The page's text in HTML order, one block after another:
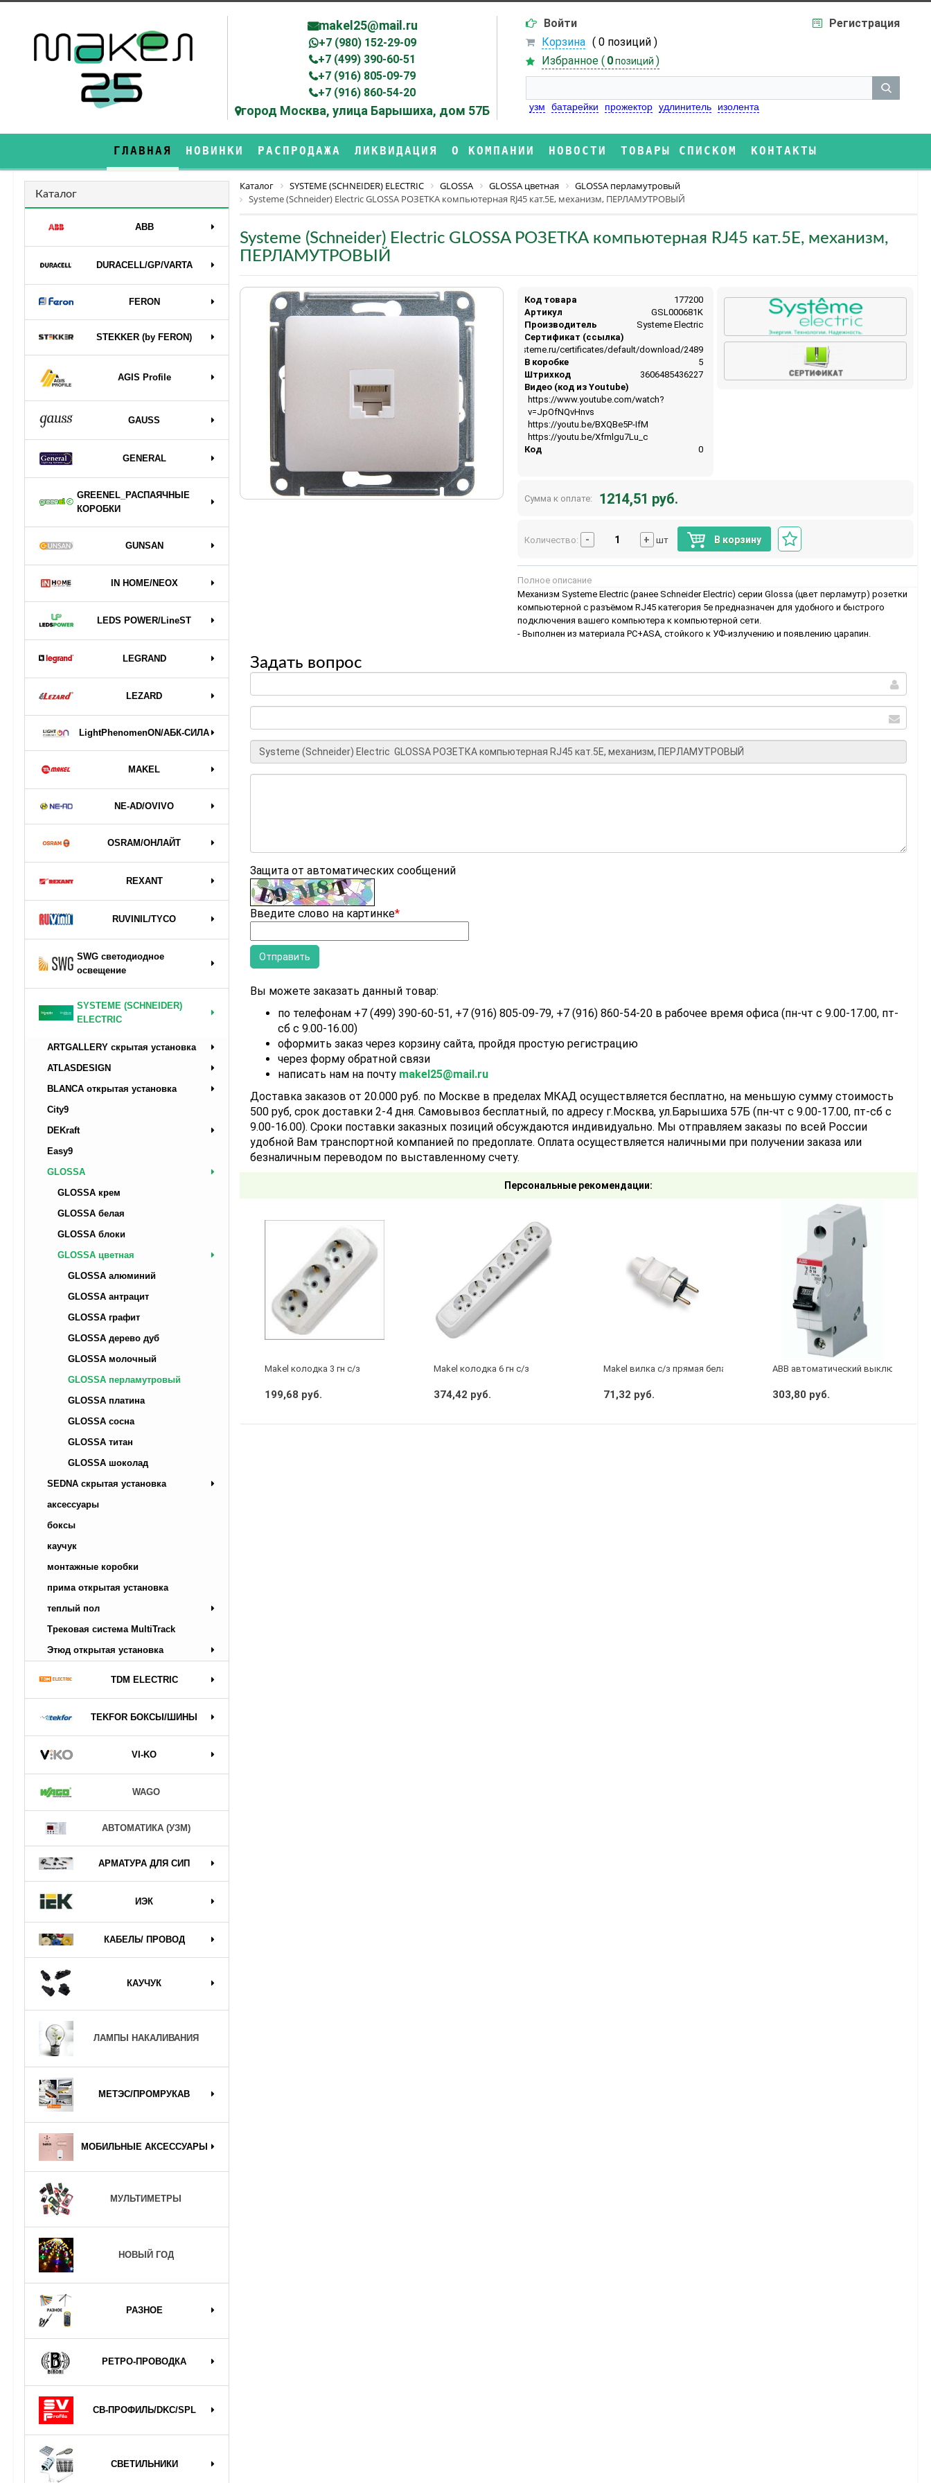
makel25@mail.ru
+7 (980) 152-29-09
+7 (499) 390-60-51
+7 (916) 805-09-79
+7 (916) 860-54-20
город Москва, улица Барышиха, дом 57Б
Войти
Регистрация
Корзина ( 0 позиций )
Избранное ( 0 позиций )
узм батарейки прожектор удлинитель изолента
ГЛАВНАЯ НОВИНКИ РАСПРОДАЖА ЛИКВИДАЦИЯ О КОМПАНИИ НОВОСТИ ТОВАРЫ СПИСКОМ КОНТАКТЫ
Каталог
ABB
DURAСELL/GP/VARTA
FERON
STEKKER (by FERON)
AGIS Profile
GAUSS
GENERAL
GREENEL_РАСПАЯЧНЫЕ
КОРОБКИ
GUNSAN
IN HOME/NEOX
LEDS POWER/LineST
LEGRAND
LEZARD
LightPhenomenON/АБК-СИЛА
MAKEL
NE-AD/OVIVO
OSRAM/ОНЛАЙТ
REXANT
RUVINIL/TYCO
SWG светодиодное
освещение
SYSTEME (SCHNEIDER)
ELECTRIC
ARTGALLERY скрытая установка
ATLASDESIGN
BLANCA открытая установка
City9
DEKraft
Easy9
GLOSSA
GLOSSA крем
GLOSSA белая
GLOSSA блоки
GLOSSA цветная
GLOSSA алюминий
GLOSSA антрацит
GLOSSA графит
GLOSSA дерево дуб
GLOSSA молочный
GLOSSA перламутровый
GLOSSA платина
GLOSSA сосна
GLOSSA титан
GLOSSA шоколад
SEDNA скрытая установка
аксессуары
боксы
каучук
монтажные коробки
прима открытая установка
теплый пол
Трековая система MultiTrack
Этюд открытая установка
TDM ELECTRIC
TEKFOR БОКСЫ/ШИНЫ
VI-KO
WAGO
АВТОМАТИКА (УЗМ)
АРМАТУРА ДЛЯ СИП
ИЭК
КАБЕЛЬ/ ПРОВОД
КАУЧУК
ЛАМПЫ НАКАЛИВАНИЯ
МЕТЭС/ПРОМРУКАВ
МОБИЛЬНЫЕ АКСЕССУАРЫ
МУЛЬТИМЕТРЫ
НОВЫЙ ГОД
РАЗНОЕ
РЕТРО-ПРОВОДКА
СВ-ПРОФИЛЬ/DKC/SPL
СВЕТИЛЬНИКИ
Каталог SYSTEME (SCHNEIDER) ELECTRIC GLOSSA GLOSSA цветная
GLOSSA перламутровый
Systeme (Schneider) Electric GLOSSA РОЗЕТКА компьютерная RJ45 кат.5E, механизм, ПЕРЛАМУТРОВЫЙ
Systeme (Schneider) Electric GLOSSA РОЗЕТКА компьютерная RJ45 кат.5E, механизм,
ПЕРЛАМУТРОВЫЙ
Код товара
177200
Артикул
GSL000681K
Производитель
Systeme Electric
Сертификат (ссылка)
https://api.systeme.ru/certificates/default/download/2489
В коробке
5
Штрихкод
3606485436227
Видео (код из Youtube)
https://www.youtube.com/watch?
v=JpOfNQvHnvs
https://youtu.be/BXQBe5P-IfM
https://youtu.be/Xfmlgu7Lu_c
Код
0
Сумма к оплате: 1214,51 руб.
Количество: - + шт В корзину
Полное описание
Механизм Systeme Electric (ранее Schneider Electric) серии Glossa (цвет перламутр) розетки
компьютерной с разъёмом RJ45 категория 5е предназначен для удобного и быстрого
подключения вашего компьютера к компьютерной сети.
- Выполнен из материала PС+ASA, стойкого к УФ-излучению и появлению царапин.
Задать вопрос
Защита от автоматических сообщений
Введите слово на картинке*
Вы можете заказать данный товар:
по телефонам +7 (499) 390-60-51, +7 (916) 805-09-79, +7 (916) 860-54-20 в рабочее время офиса (пн-чт с 9.00-17.00, пт-
сб с 9.00-16.00)
оформить заказ через корзину сайта, пройдя простую регистрацию
через форму обратной связи
написать нам на почту makel25@mail.ru
Доставка заказов от 20.000 руб. по Москве в пределах МКАД осуществляется бесплатно, на меньшую сумму стоимость
500 руб, срок доставки 2-4 дня. Самовывоз бесплатный, по адресу г.Москва, ул.Барышиха 57Б (пн-чт с 9.00-17.00, пт-сб с
9.00-16.00). Сроки поставки заказных позиций обсуждаются индивидуально. Мы отправляем заказы по всей России
удобной Вам транспортной компанией по предоплате. Оплата осуществляется наличными при получении заказа или
безналичным переводом по выставленному счету.
Персональные рекомендации:
Makel колодка 3 гн с/з
199,68 руб.
Makel колодка 6 гн с/з
374,42 руб.
Makel вилка с/з прямая белая
71,32 руб.
АВВ автоматический выключатель
303,80 руб.